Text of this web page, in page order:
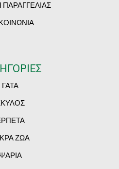
ΠΑΡΑΓΓΕΛΙΑΣ
ΓΑΤΑ
ΖΩΑ
ΨΑΡΙΑ